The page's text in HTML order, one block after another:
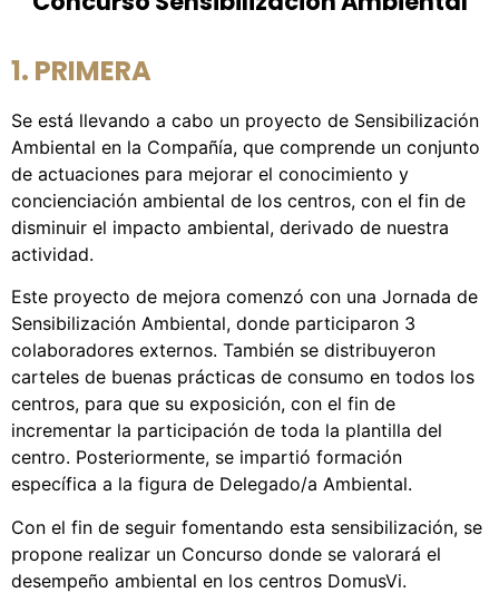
1. PRIMERA
Se está llevando a cabo un proyecto de Sensibilización
Ambiental en la Compañía, que comprende un conjunto
de actuaciones para mejorar el conocimiento y
concienciación ambiental de los centros, con el fin de
disminuir el impacto ambiental, derivado de nuestra
actividad.
Este proyecto de mejora comenzó con una Jornada de
Sensibilización Ambiental, donde participaron 3
colaboradores externos. También se distribuyeron
carteles de buenas prácticas de consumo en todos los
centros, para que su exposición, con el fin de
incrementar la participación de toda la plantilla del
centro. Posteriormente, se impartió formación
específica a la figura de Delegado/a Ambiental.
Con el fin de seguir fomentando esta sensibilización, se
propone realizar un Concurso donde se valorará el
desempeño ambiental en los centros DomusVi.